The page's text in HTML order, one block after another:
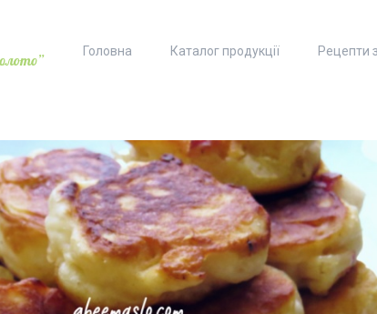
Головна Каталог продукції Рецепти
ДОСТАВКА ТА
ПАРТНЕРИ
ВІДЕО